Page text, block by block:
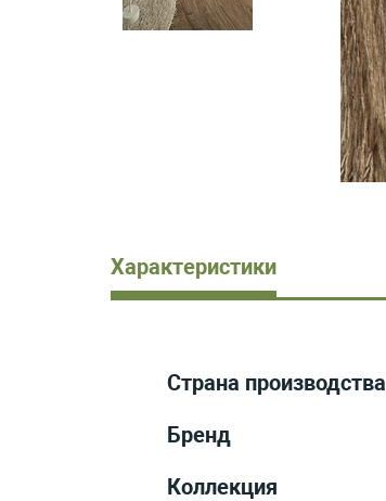
Характеристики
Страна производства
Бренд
Коллекция